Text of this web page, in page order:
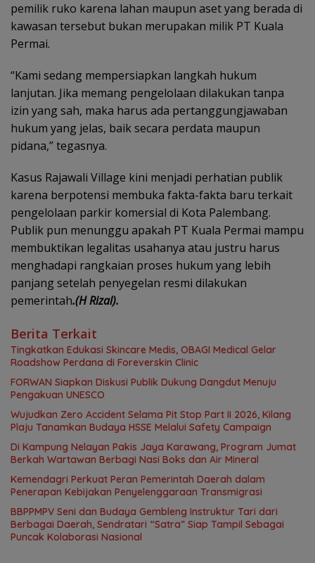
pemilik ruko karena lahan maupun aset yang berada di
kawasan tersebut bukan merupakan milik PT Kuala
Permai.
“Kami sedang mempersiapkan langkah hukum
lanjutan. Jika memang pengelolaan dilakukan tanpa
izin yang sah, maka harus ada pertanggungjawaban
hukum yang jelas, baik secara perdata maupun
pidana,” tegasnya.
Kasus Rajawali Village kini menjadi perhatian publik
karena berpotensi membuka fakta-fakta baru terkait
pengelolaan parkir komersial di Kota Palembang.
Publik pun menunggu apakah PT Kuala Permai mampu
membuktikan legalitas usahanya atau justru harus
menghadapi rangkaian proses hukum yang lebih
panjang setelah penyegelan resmi dilakukan
pemerintah.(H Rizal).
Berita Terkait
Tingkatkan Edukasi Skincare Medis, OBAGI Medical Gelar
Roadshow Perdana di Foreverskin Clinic
FORWAN Siapkan Diskusi Publik Dukung Dangdut Menuju
Pengakuan UNESCO
Wujudkan Zero Accident Selama Pit Stop Part II 2026, Kilang
Plaju Tanamkan Budaya HSSE Melalui Safety Campaign
Di Kampung Nelayan Pakis Jaya Karawang, Program Jumat
Berkah Wartawan Berbagi Nasi Boks dan Air Mineral
Kemendagri Perkuat Peran Pemerintah Daerah dalam
Penerapan Kebijakan Penyelenggaraan Transmigrasi
BBPPMPV Seni dan Budaya Gembleng Instruktur Tari dari
Berbagai Daerah, Sendratari “Satra” Siap Tampil Sebagai
Puncak Kolaborasi Nasional